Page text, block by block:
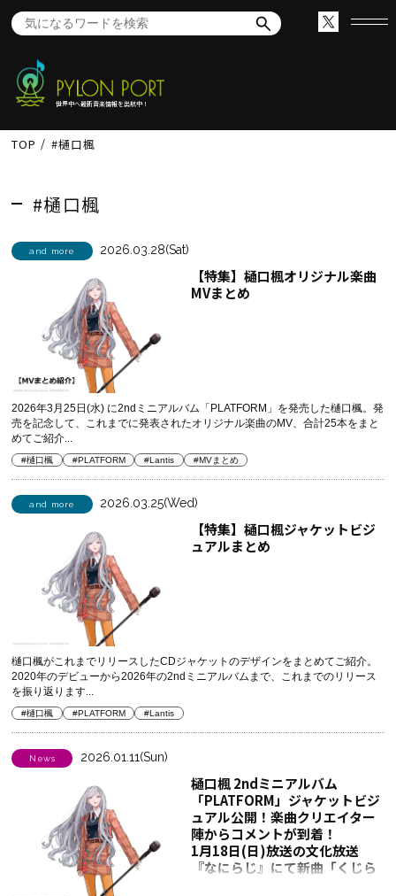
世界中へ最新音楽情報を出航中！
TOP #樋口楓
#樋口楓
and more 2026.03.28(Sat)
【特集】樋口楓オリジナル楽曲
MVまとめ
2026年3月25日(水) に2ndミニアルバム「PLATFORM」を発売した樋口楓。発
売を記念して、これまでに発表されたオリジナル楽曲のMV、合計25本をまと
めてご紹介...
#樋口楓 #PLATFORM #Lantis #MVまとめ
and more 2026.03.25(Wed)
【特集】樋口楓ジャケットビジ
ュアルまとめ
樋口楓がこれまでリリースしたCDジャケットのデザインをまとめてご紹介。
2020年のデビューから2026年の2ndミニアルバムまで、これまでのリリース
を振り返ります...
#樋口楓 #PLATFORM #Lantis
News 2026.01.11(Sun)
樋口楓 2ndミニアルバム
「PLATFORM」ジャケットビジ
ュアル公開！楽曲クリエイター
陣からコメントが到着！
1月18日(日)放送の文化放送
『なにらじ』にて新曲「くじら